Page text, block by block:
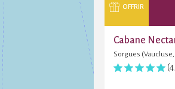
OFFRIR
Cabane
Sorgues